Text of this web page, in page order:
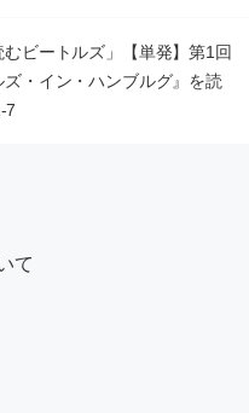
ビートルズ」【単発】第1回
ズ・イン・ハンブルグ』を読
7
て